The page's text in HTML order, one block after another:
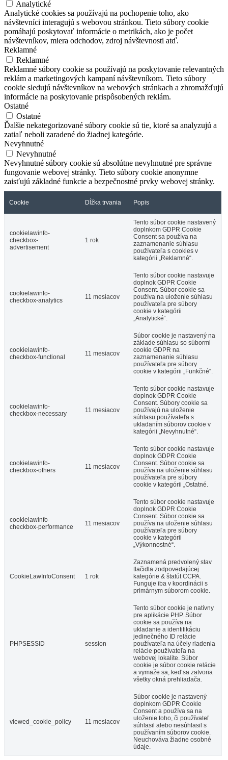
Analytické
Analytické cookies sa používajú na pochopenie toho, ako
návštevníci interagujú s webovou stránkou. Tieto súbory cookie
pomáhajú poskytovať informácie o metrikách, ako je počet
návštevníkov, miera odchodov, zdroj návštevnosti atď.
Reklamné
Reklamné
Reklamné súbory cookie sa používajú na poskytovanie relevantných
reklám a marketingových kampaní návštevníkom. Tieto súbory
cookie sledujú návštevníkov na webových stránkach a zhromažďujú
informácie na poskytovanie prispôsobených reklám.
Ostatné
Ostatné
Ďalšie nekategorizované súbory cookie sú tie, ktoré sa analyzujú a
zatiaľ neboli zaradené do žiadnej kategórie.
Nevyhnutné
Nevyhnutné
Nevyhnutné súbory cookie sú absolútne nevyhnutné pre správne
fungovanie webovej stránky. Tieto súbory cookie anonymne
zaisťujú základné funkcie a bezpečnostné prvky webovej stránky.
Cookie Dĺžka trvania Popis
cookielawinfo-
checkbox-
advertisement
1 rok
Tento súbor cookie nastavený
doplnkom GDPR Cookie
Consent sa používa na
zaznamenanie súhlasu
používateľa s cookies v
kategórii „Reklamné“.
cookielawinfo-
checkbox-analytics
11 mesiacov
Tento súbor cookie nastavuje
doplnok GDPR Cookie
Consent. Súbor cookie sa
používa na uloženie súhlasu
používateľa pre súbory
cookie v kategórii
„Analytické“.
cookielawinfo-
checkbox-functional
11 mesiacov
Súbor cookie je nastavený na
základe súhlasu so súbormi
cookie GDPR na
zaznamenanie súhlasu
používateľa pre súbory
cookie v kategórii „Funkčné“.
cookielawinfo-
checkbox-necessary
11 mesiacov
Tento súbor cookie nastavuje
doplnok GDPR Cookie
Consent. Súbory cookie sa
používajú na uloženie
súhlasu používateľa s
ukladaním súborov cookie v
kategórii „Nevyhnutné“.
cookielawinfo-
checkbox-others
11 mesiacov
Tento súbor cookie nastavuje
doplnok GDPR Cookie
Consent. Súbor cookie sa
používa na uloženie súhlasu
používateľa pre súbory
cookie v kategórii „Ostatné.
cookielawinfo-
checkbox-performance
11 mesiacov
Tento súbor cookie nastavuje
doplnok GDPR Cookie
Consent. Súbor cookie sa
používa na uloženie súhlasu
používateľa pre súbory
cookie v kategórii
„Výkonnostné“.
CookieLawInfoConsent 1 rok
Zaznamená predvolený stav
tlačidla zodpovedajúcej
kategórie & štatút CCPA.
Funguje iba v koordinácii s
primárnym súborom cookie.
PHPSESSID session
Tento súbor cookie je natívny
pre aplikácie PHP. Súbor
cookie sa používa na
ukladanie a identifikáciu
jedinečného ID relácie
používateľa na účely riadenia
relácie používateľa na
webovej lokalite. Súbor
cookie je súbor cookie relácie
a vymaže sa, keď sa zatvoria
všetky okná prehliadača.
viewed_cookie_policy 11 mesiacov
Súbor cookie je nastavený
doplnkom GDPR Cookie
Consent a používa sa na
uloženie toho, či používateľ
súhlasil alebo nesúhlasil s
používaním súborov cookie.
Neuchováva žiadne osobné
údaje.